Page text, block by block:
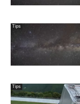
Tips
Tips